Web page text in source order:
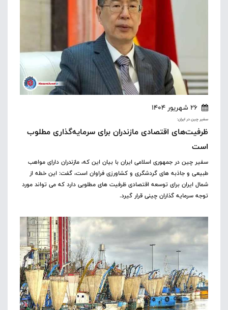
26 شهریور 1404
سفیر چین در ایران:
ظرفیت‌های اقتصادی مازندران برای سرمایه‌گذاری مطلوب
است
سفیر چین در جمهوری اسلامی ایران با بیان این که، مازندران دارای مواهب
طبیعی و جاذبه های گردشگری و کشاورزی فراوان است، گفت: این خطه از
شمال ایران برای توسعه اقتصادی ظرفیت های مطلوبی دارد که می تواند مورد
توجه سرمایه گذاران چینی قرار گیرد.